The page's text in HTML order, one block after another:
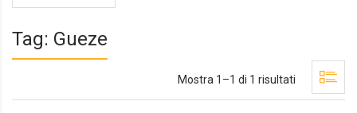
Tag: Gueze
Mostra 1–1 di 1 risultati